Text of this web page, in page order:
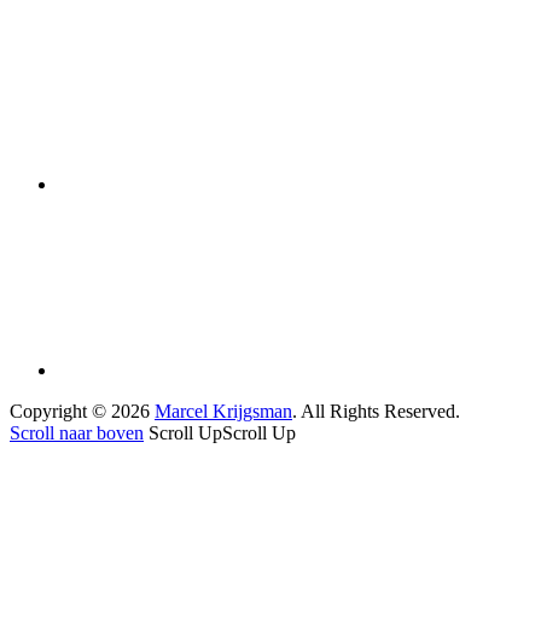
Copyright © 2026 Marcel Krijgsman. All Rights Reserved.
Scroll naar boven Scroll UpScroll Up